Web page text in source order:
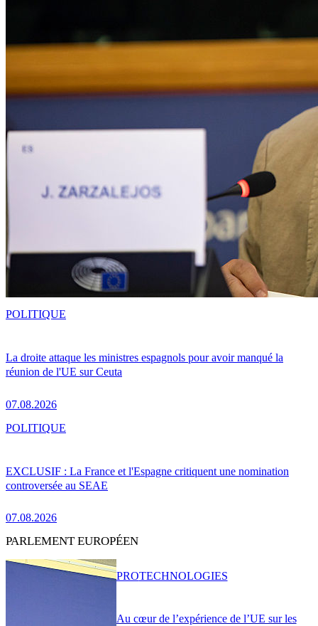
La droite attaque les ministres espagnols pour avoir manqué la
réunion de l'UE sur Ceuta
07.08.2026
POLITIQUE
EXCLUSIF : La France et l'Espagne critiquent une nomination
controversée au SEAE
07.08.2026
POLITIQUE
PARLEMENT EUROPÉEN
Au cœur de l’expérience de l’UE sur les
PROTECHNOLOGIES